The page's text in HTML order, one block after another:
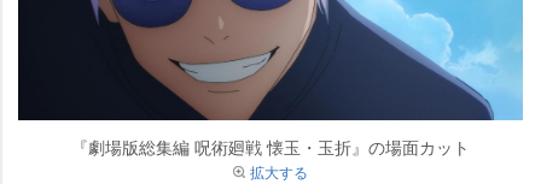
『劇場版総集編 呪術廻戦 懐玉・玉折』の場面カット
拡大する